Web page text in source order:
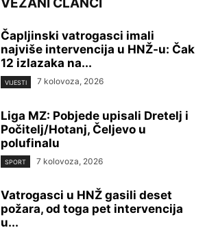
VEZANI ČLANCI
Čapljinski vatrogasci imali
najviše intervencija u HNŽ-u: Čak
12 izlazaka na...
VIJESTI 7 kolovoza, 2026
Liga MZ: Pobjede upisali Dretelj i
Počitelj/Hotanj, Čeljevo u
polufinalu
SPORT 7 kolovoza, 2026
Vatrogasci u HNŽ gasili deset
požara, od toga pet intervencija
u...